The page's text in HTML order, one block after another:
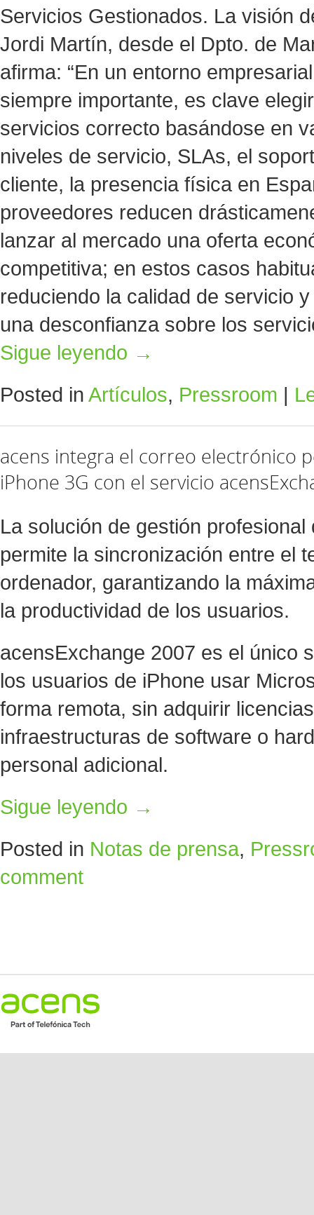
Servicios Gestionados. La visión
Jordi Martín, desde el Dpto. de
afirma: “En un entorno
siempre importante, es clave
servicios correcto basándose en
niveles de servicio, SLAs, el
cliente, la presencia física en
proveedores reducen
lanzar al mercado una oferta
competitiva; en estos casos
reduciendo la calidad de servicio
una desconfianza sobre los
Sigue leyendo →
Posted in Artículos, Pressroom |
acens integra el correo electrónico
iPhone 3G con el servicio
La solución de gestión
permite la sincronización entre el
ordenador, garantizando la
la productividad de los usuarios.
acensExchange 2007 es el único
los usuarios de iPhone usar
forma remota, sin adquirir
infraestructuras de software o
personal adicional.
Sigue leyendo →
Posted in Notas de prensa,
comment